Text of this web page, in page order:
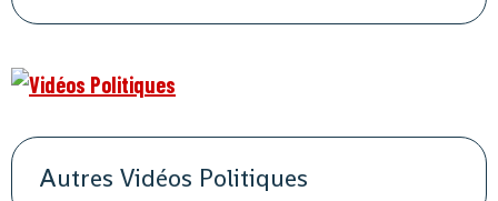
Autres Vidéos Politiques